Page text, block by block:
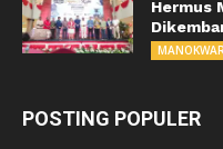
Hermus
POSTING POPULER